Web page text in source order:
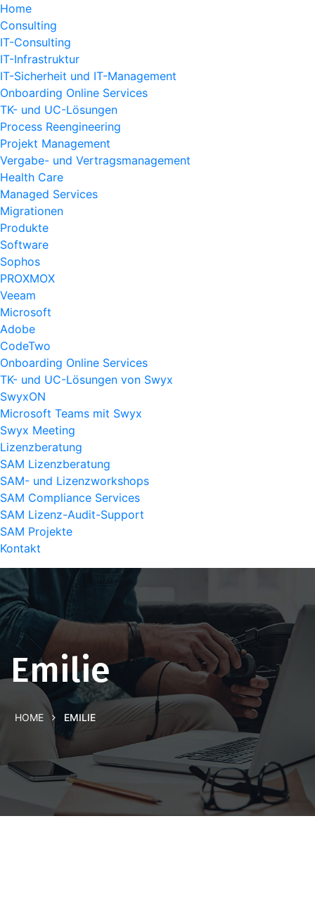
Home
Consulting
IT-Consulting
IT-Infrastruktur
IT-Sicherheit und IT-Management
Onboarding Online Services
TK- und UC-Lösungen
Process Reengineering
Projekt Management
Vergabe- und Vertragsmanagement
Health Care
Managed Services
Migrationen
Produkte
Software
Sophos
PROXMOX
Veeam
Microsoft
Adobe
CodeTwo
Onboarding Online Services
TK- und UC-Lösungen von Swyx
SwyxON
Microsoft Teams mit Swyx
Swyx Meeting
Lizenzberatung
SAM Lizenzberatung
SAM- und Lizenzworkshops
SAM Compliance Services
SAM Lizenz-Audit-Support
SAM Projekte
Kontakt
Emilie
HOME EMILIE